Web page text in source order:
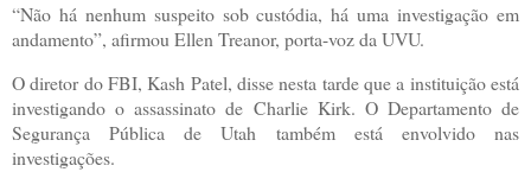
“Não há nenhum suspeito sob custódia, há uma investigação em
andamento”, afirmou Ellen Treanor, porta-voz da UVU.
O diretor do FBI, Kash Patel, disse nesta tarde que a instituição está
investigando o assassinato de CharlieKirk. O Departamento de
Segurança Pública de Utah também está envolvido nas
investigações.